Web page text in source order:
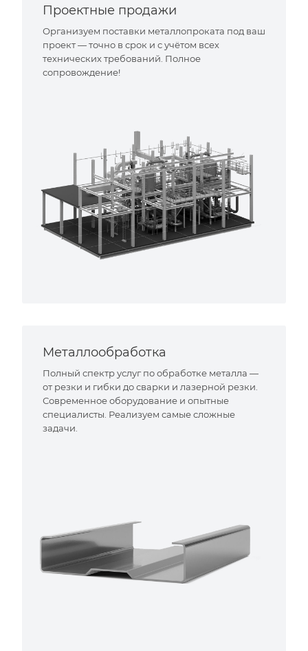
Проектные продажи
Организуем поставки металлопроката под ваш
проект — точно в срок и с учётом всех
технических требований. Полное
сопровождение!
Металлообработка
Полный спектр услуг по обработке металла —
от резки и гибки до сварки и лазерной резки.
Современное оборудование и опытные
специалисты. Реализуем самые сложные
задачи.